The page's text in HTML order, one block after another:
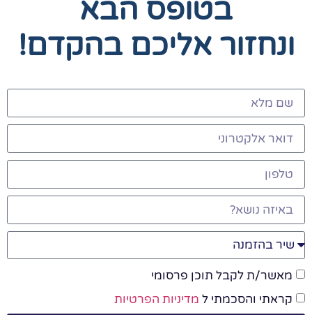
בטופס הבא
ונחזור אליכם בהקדם!
מאשר/ת לקבל תוכן פרסומי
קראתי והסכמתי ל מדיניות הפרטיות